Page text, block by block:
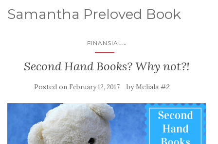
Samantha Preloved Book
FINANSIAL...
Second Hand Books? Why not?!
Posted on February 12, 2017 byMeliala #2